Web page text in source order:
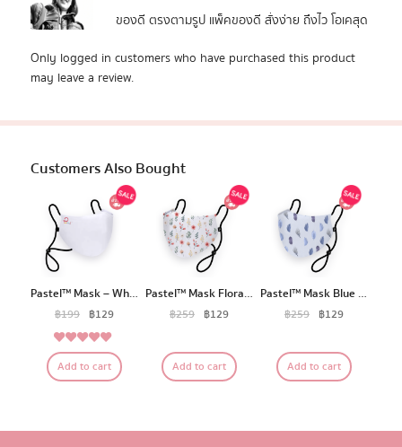
Pastel ProtectLiquid-Repellent Inner Layer ผ้าด้านใน เป็น
ผ้ามัสลิน2ชั้น มีคุณสมบัติกันละอองน้ำ ช่วยป้องกันสิ่งแปลก
ของดี ตรงตามรูป แพ็คของดี สั่งง่าย ถึงไว โอเคสุด
Only logged in customers who have purchased this product
may leave a review.
Customers Also Bought
Pastel™ Mask – White
฿199 ฿129
Rated5.00
out of 5
Add to cart
Pastel™ Mask Floral Edition
฿259 ฿129
Add to cart
Pastel™ Mask Blue Feather Edition
฿259 ฿129
Add to cart